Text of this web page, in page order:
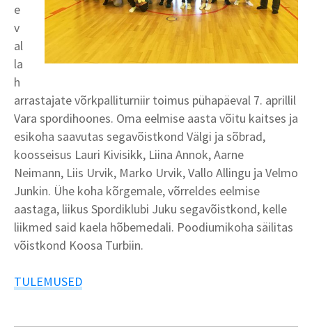
e
v
al
la
h
arrastajate võrkpalliturniir toimus pühapäeval 7. aprillil
Vara spordihoones. Oma eelmise aasta võitu kaitses ja
esikoha saavutas segavõistkond Välgi ja sõbrad,
koosseisus Lauri Kivisikk, Liina Annok, Aarne
Neimann, Liis Urvik, Marko Urvik, Vallo Allingu ja Velmo
Junkin. Ühe koha kõrgemale, võrreldes eelmise
aastaga, liikus Spordiklubi Juku segavõistkond, kelle
liikmed said kaela hõbemedali. Poodiumikoha säilitas
võistkond Koosa Turbiin.
TULEMUSED